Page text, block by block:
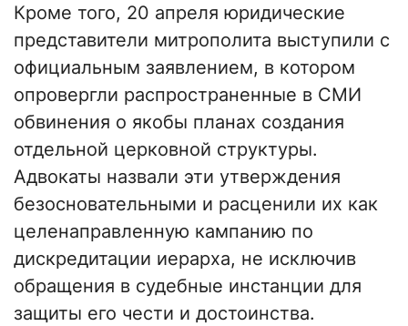
Кроме того, 20 апреля юридические
представители митрополита выступили с
официальным заявлением, в котором
опровергли распространенные в СМИ
обвинения о якобы планах создания
отдельной церковной структуры.
Адвокаты назвали эти утверждения
безосновательными и расценили их как
целенаправленную кампанию по
дискредитации иерарха, не исключив
обращения в судебные инстанции для
защиты его чести и достоинства.